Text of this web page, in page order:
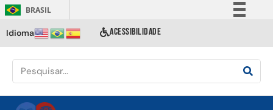
BRASIL
Comunica BR
Acesso à informação
Idioma ACESSIBILIDADE